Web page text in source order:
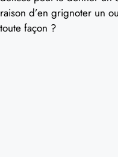
raison d’en grignoter un
toute façon ?